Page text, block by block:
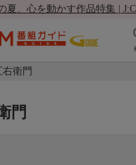
夏、心を動かす作品特集 |
衛門
門